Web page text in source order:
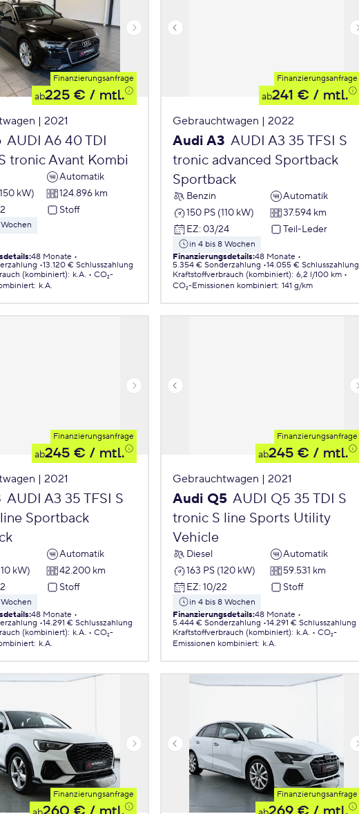
Finanzierungsanfrage
ab225 € / mtl.
| 2021
AUDI A6 40 TDI
tronic Avant Kombi
Automatik
kW)
124.896 km
Stoff
:48 Monate
13.120 € Schlusszahlung
(kombiniert): k.A.
CO₂-
: k.A.
Finanzierungsanfrage
ab241 € / mtl.
Gebrauchtwagen | 2022
Audi A3 AUDI A3 35 TFSI S
tronic advanced Sportback
Sportback
Benzin
Automatik
150 PS (110 kW)
37.594 km
EZ: 03/24 Teil-Leder
in 4 bis 8 Wochen
Finanzierungsdetails:48 Monate
5.354 € Sonderzahlung 14.055 € Schlusszahlung
Kraftstoffverbrauch (kombiniert): 6,2 l/100 km
CO₂-Emissionen kombiniert: 141 g/km
Finanzierungsanfrage
ab245 € / mtl.
| 2021
AUDI A3 35 TFSI S
Sportback
Automatik
kW)
42.200 km
Stoff
:48 Monate
14.291 € Schlusszahlung
(kombiniert): k.A.
CO₂-
: k.A.
Finanzierungsanfrage
ab245 € / mtl.
Gebrauchtwagen | 2021
Audi Q5 AUDI Q5 35 TDI S
tronic S line Sports Utility
Vehicle
Diesel
Automatik
163 PS (120 kW)
59.531 km
EZ: 10/22 Stoff
in 4 bis 8 Wochen
Finanzierungsdetails:48 Monate
5.444 € Sonderzahlung 14.291 € Schlusszahlung
Kraftstoffverbrauch (kombiniert): k.A.
CO₂-
Emissionen kombiniert: k.A.
Finanzierungsanfrage Finanzierungsanfrage